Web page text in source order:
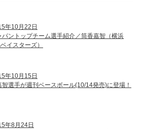
年10月22日
パントップチーム選手紹介／筒香嘉智（横浜
イスターズ）
年10月15日
智選手が週刊ベースボール(10/14発売)に登場！
年8月24日